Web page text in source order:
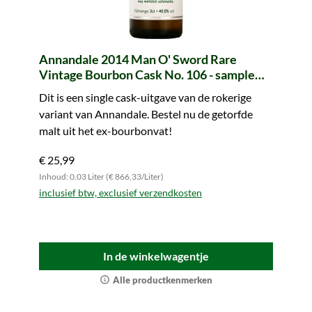
Annandale 2014 Man O' Sword Rare
Vintage Bourbon Cask No. 106 - sample
Dit is een single cask-uitgave van de rokerige
variant van Annandale. Bestel nu de getorfde
malt uit het ex-bourbonvat!
€ 25,99
Inhoud: 0.03 Liter (€ 866,33/Liter)
inclusief btw, exclusief verzendkosten
In de winkelwagentje
Alle productkenmerken